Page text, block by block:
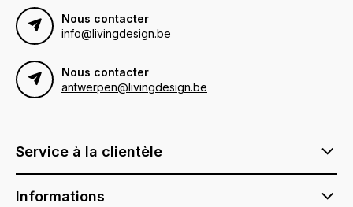
Nous contacter
info@livingdesign.be
Nous contacter
antwerpen@livingdesign.be
Service à la clientèle
Informations